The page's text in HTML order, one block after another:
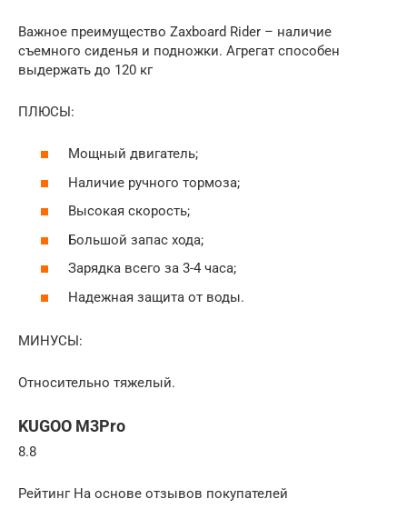
Важное преимущество Zaxboard Rider – наличие
съемного сиденья и подножки. Агрегат способен
выдержать до 120 кг
ПЛЮСЫ:
Мощный двигатель;
Наличие ручного тормоза;
Высокая скорость;
Большой запас хода;
Зарядка всего за 3-4 часа;
Надежная защита от воды.
МИНУСЫ:
Относительно тяжелый.
KUGOO M3Pro
8.8
Рейтинг На основе отзывов покупателей